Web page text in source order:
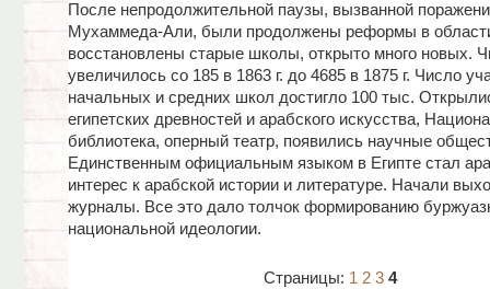
После непродолжительной паузы, вызванной
Мухаммеда-Али, были продолжены реформы в
восстановлены старые школы, открыто много новых.
увеличилось со 185 в 1863 г. до 4685 в 1875 г. Число
начальных и средних школ достигло 100 тыс.
египетских древностей и арабского искусства,
библиотека, оперный театр, появились научные
Единственным официальным языком в Египте стал
интерес к арабской истории и литературе. Начали
журналы. Все это дало толчок формированию
национальной идеологии.
Страницы: 1 2 3 4